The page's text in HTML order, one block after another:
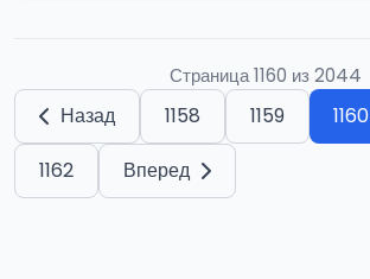
Страница 1160 из 2044
Назад 1158 1159 1160
1162
Вперед